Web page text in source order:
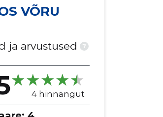
VÕRU
ja arvustused ?
4 hinnangut